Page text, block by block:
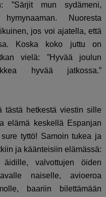
”Särjit mun sydämeni,
Nuoresta
jos voi ajatella, että
Koska koko juttu on
vielä: ”Hyvää joulun
hyvää jatkossa.”
tästä hetkestä viestin sille
elämä keskellä Espanjan
tyttö! Samoin tukea ja
ja käänteisiin elämässä:
äidille, valvottujen öiden
naiselle, avioeroa
baariin bilettämään